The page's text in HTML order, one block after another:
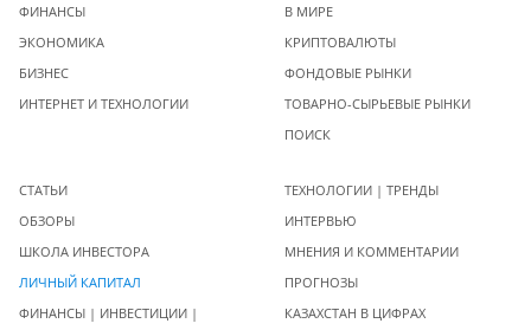
ФИНАНСЫ
ЭКОНОМИКА
БИЗНЕС
ИНТЕРНЕТ И ТЕХНОЛОГИИ
В МИРЕ
КРИПТОВАЛЮТЫ
ФОНДОВЫЕ РЫНКИ
ТОВАРНО-СЫРЬЕВЫЕ РЫНКИ
ПОИСК
СТАТЬИ
ОБЗОРЫ
ШКОЛА ИНВЕСТОРА
ЛИЧНЫЙ КАПИТАЛ
ФИНАНСЫ | ИНВЕСТИЦИИ |
ТЕХНОЛОГИИ | ТРЕНДЫ
ИНТЕРВЬЮ
МНЕНИЯ И КОММЕНТАРИИ
ПРОГНОЗЫ
КАЗАХСТАН В ЦИФРАХ